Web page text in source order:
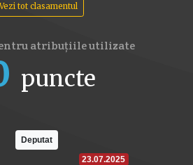
tot clasamentul
atribuțiile utilizate
puncte
Deputat
23.07.2025